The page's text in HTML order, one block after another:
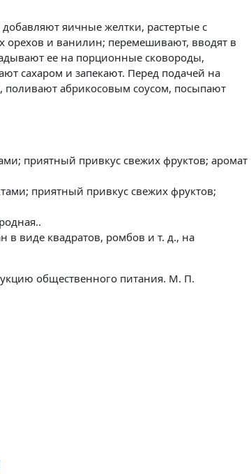
яичные желтки, растертые с
орехов и ванилин; перемешивают, вводят в
ее на порционные сковороды,
сахаром и запекают. Перед подачей на
поливают абрикосовым соусом, посыпают
приятный привкус свежих фруктов; аромат
приятный привкус свежих фруктов;
в виде квадратов, ромбов и т. д., на
общественного питания. М. П.